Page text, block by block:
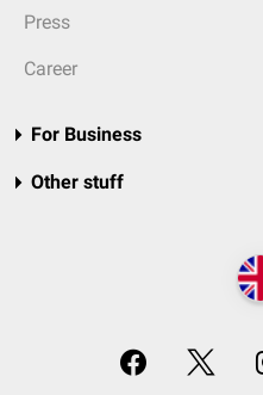
Press
Career
For Business
Other stuff